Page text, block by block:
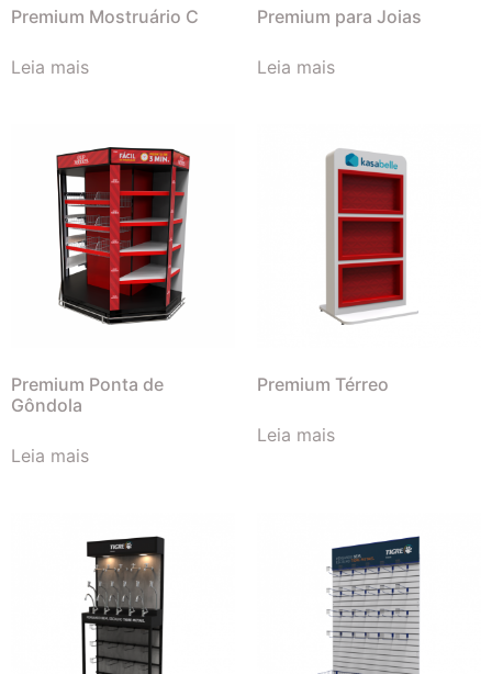
Premium Mostruário C
Leia mais
Premium para Joias
Leia mais
Premium Ponta de
Gôndola
Leia mais
Premium Térreo
Leia mais